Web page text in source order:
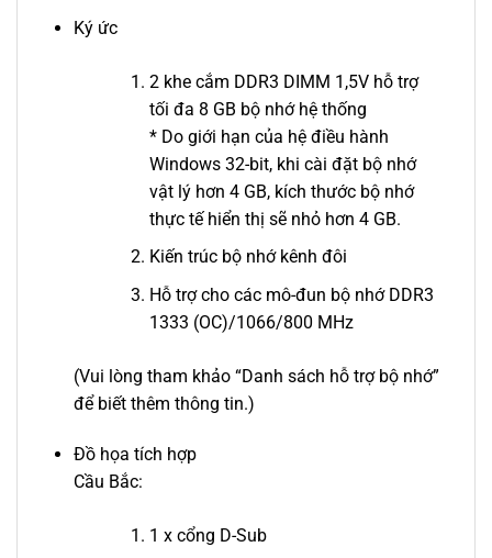
Ký ức
2 khe cắm DDR3 DIMM 1,5V hỗ trợ
tối đa 8 GB bộ nhớ hệ thống
* Do giới hạn của hệ điều hành
Windows 32-bit, khi cài đặt bộ nhớ
vật lý hơn 4 GB, kích thước bộ nhớ
thực tế hiển thị sẽ nhỏ hơn 4 GB.
Kiến trúc bộ nhớ kênh đôi
Hỗ trợ cho các mô-đun bộ nhớ DDR3
1333 (OC)/1066/800 MHz
(Vui lòng tham khảo “Danh sách hỗ trợ bộ nhớ”
để biết thêm thông tin.)
Đồ họa tích hợp
Cầu Bắc:
1 x cổng D-Sub